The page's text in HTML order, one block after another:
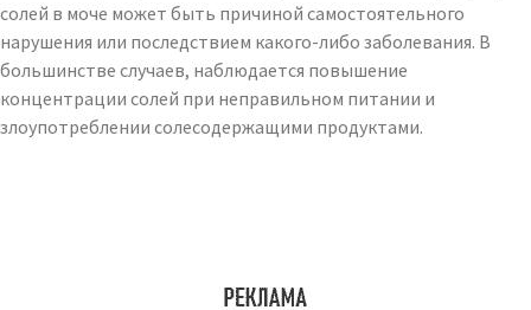
солей в моче может быть причиной самостоятельного
нарушения или последствием какого-либо заболевания. В
большинстве случаев, наблюдается повышение
концентрации солей при неправильном питании и
злоупотреблении солесодержащими продуктами.